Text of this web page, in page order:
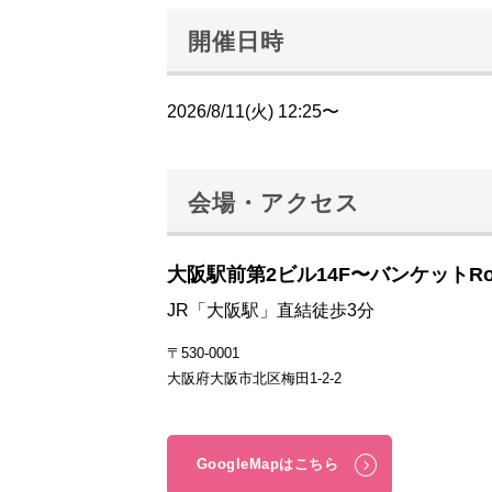
開催日時
2026/8/11(火) 12:25〜
会場・アクセス
大阪駅前第2ビル14F〜バンケット
JR「大阪駅」直結徒歩3分
〒530-0001
大阪府大阪市北区梅田1-2-2
GoogleMapはこちら